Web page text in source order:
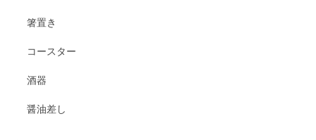
箸置き
コースター
酒器
醤油差し